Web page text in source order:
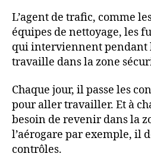
L’agent de trafic, comme
équipes de nettoyage, les
qui interviennent pendant
travaille dans la zone
Chaque jour, il passe les
pour aller travailler. Et à
besoin de revenir dans la
l’aérogare par exemple, il
contrôles.